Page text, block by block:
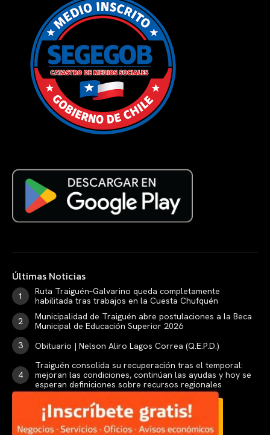
Últimas Noticias
Ruta Traiguén–Galvarino queda completamente
habilitada tras trabajos en la Cuesta Chufquén
Municipalidad de Traiguén abre postulaciones a la Beca
Municipal de Educación Superior 2026
Obituario | Nelson Aliro Lagos Correa (Q.E.P.D.)
Traiguén consolida su recuperación tras el temporal:
mejoran las condiciones, continúan las ayudas y hoy se
esperan definiciones sobre recursos regionales